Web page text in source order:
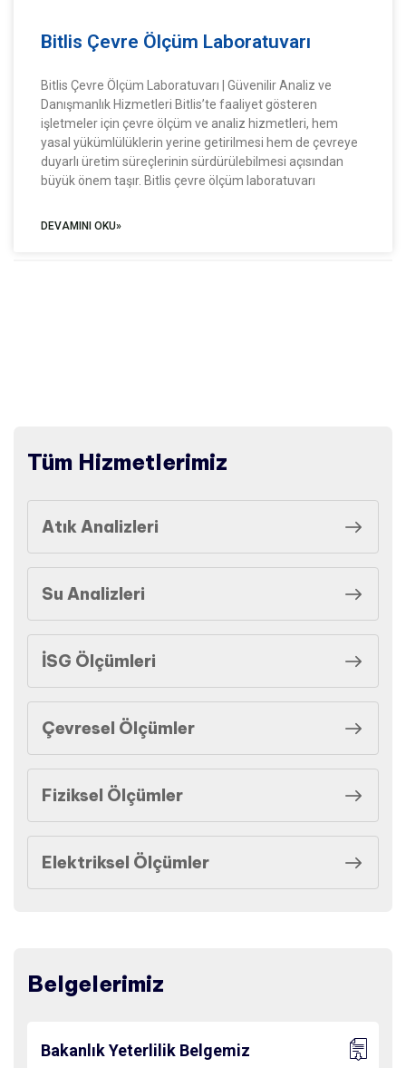
Bitlis Çevre Ölçüm Laboratuvarı
Bitlis Çevre Ölçüm Laboratuvarı | Güvenilir Analiz ve
Danışmanlık Hizmetleri Bitlis’te faaliyet gösteren
işletmeler için çevre ölçüm ve analiz hizmetleri, hem
yasal yükümlülüklerin yerine getirilmesi hem de çevreye
duyarlı üretim süreçlerinin sürdürülebilmesi açısından
büyük önem taşır. Bitlis çevre ölçüm laboratuvarı
DEVAMINI OKU»
Tüm Hizmetlerimiz
Atık Analizleri
Su Analizleri
İSG Ölçümleri
Çevresel Ölçümler
Fiziksel Ölçümler
Elektriksel Ölçümler
Belgelerimiz
Bakanlık Yeterlilik Belgemiz